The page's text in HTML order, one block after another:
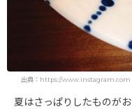
出典：https://
夏はさっぱりしたものが